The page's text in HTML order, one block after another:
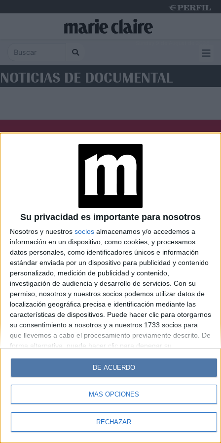
Su privacidad es importante para nosotros
Nosotros y nuestros socios almacenamos y/o accedemos a
información en un dispositivo, como cookies, y procesamos
datos personales, como identificadores únicos e información
estándar enviada por un dispositivo para publicidad y contenido
personalizado, medición de publicidad y contenido,
investigación de audiencia y desarrollo de servicios. Con su
permiso, nosotros y nuestros socios podemos utilizar datos de
localización geográfica precisa e identificación mediante las
características de dispositivos. Puede hacer clic para otorgarnos
su consentimiento a nosotros y a nuestros 1733 socios para
que llevemos a cabo el procesamiento previamente descrito. De
forma alternativa, puede hacer clic para denegar su
cambiar sus preferencias antes de otorgar su consentimiento.
Tenga en cuenta que algún procesamiento de sus datos
personales puede no requerir de su consentimiento, pero usted
tiene el derecho de rechazar tal procesamiento. Sus
sus preferencias o retirar su consentimiento en cualquier
MÁS OPCIONES
RECHAZAR
DE ACUERDO
NOTICIAS DE DOCUMENTAL
Caras Noticias
Weekend Parabrisas
Look
Luz Mía Lunateen Break BATimes
© Perfil.com 2006-2019 - Todos los derechos reservados
Registro de Propiedad Intelectual: Nro. 5346433